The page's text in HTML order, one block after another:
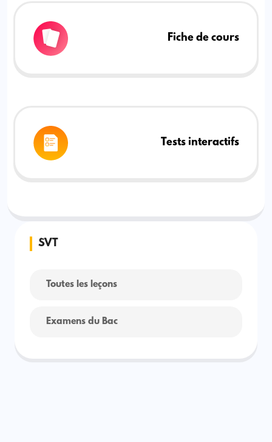
Fiche de cours
Tests interactifs
SVT
Toutes les leçons
Examens du Bac